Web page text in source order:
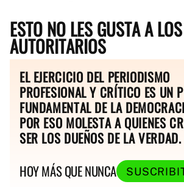
ESTO NO LES GUSTA A LOS
AUTORITARIOS
EL EJERCICIO DEL PERIODISMO
PROFESIONAL Y CRÍTICO ES UN
FUNDAMENTAL DE LA
POR ESO MOLESTA A QUIENES
SER LOS DUEÑOS DE LA VERDAD.
HOY MÁS QUE NUNCA